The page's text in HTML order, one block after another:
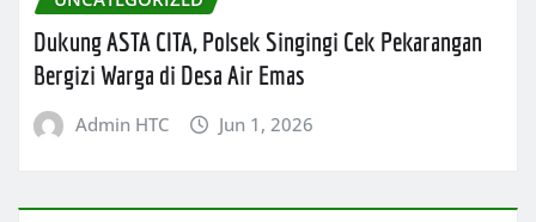
Dukung ASTA CITA, Polsek Singingi Cek Pekarangan
Bergizi Warga di Desa Air Emas
Admin HTC Jun 1, 2026